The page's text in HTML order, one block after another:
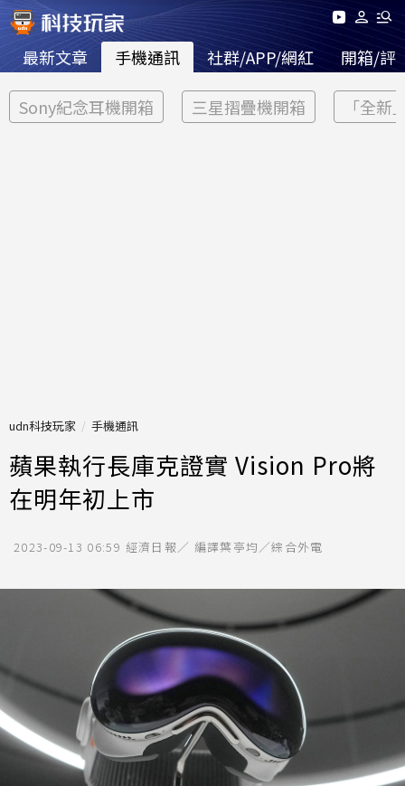
最新文章 手機通訊 社群/APP/網紅 開箱/評
Sony紀念耳機開箱 三星摺疊機開箱 「全新
udn科技玩家 手機通訊
蘋果執行長庫克證實 Vision Pro將
在明年初上市
2023-09-13 06:59 經濟日報／ 編譯葉亭均／綜合外電